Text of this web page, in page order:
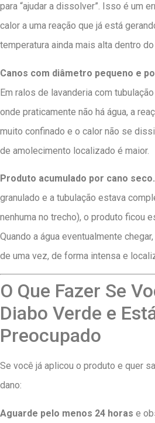
para “ajudar a dissolver”. Isso é um
calor a uma reação que já está
temperatura ainda mais alta dentro do
Canos com diâmetro pequeno e
Em ralos de lavanderia com
onde praticamente não há água, a
muito confinado e o calor não se
de amolecimento localizado é maior.
Produto acumulado por cano seco.
granulado e a tubulação estava
nenhuma no trecho), o produto ficou
Quando a água eventualmente
de uma vez, de forma intensa e
O Que Fazer Se
Diabo Verde e
Preocupado
Se você já aplicou o produto e quer
dano:
Aguarde pelo menos 24 horas e